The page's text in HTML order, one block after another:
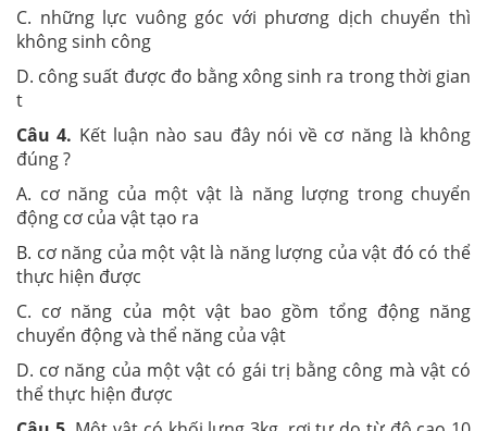
C. những lực vuông góc với phương dịch chuyển thì
không sinh công
D. công suất được đo bằng xông sinh ra trong thời gian
t
Câu 4. Kết luận nào sau đây nói về cơ năng là không
đúng ?
A. cơ năng của một vật là năng lượng trong chuyển
động cơ của vật tạo ra
B. cơ năng của một vật là năng lượng của vật đó có thể
thực hiện được
C. cơ năng của một vật bao gồm tổng động năng
chuyển động và thể năng của vật
D. cơ năng của một vật có gái trị bằng công mà vật có
thể thực hiện được